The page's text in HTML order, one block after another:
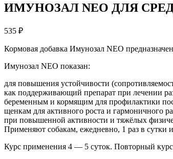
ИМУНОЗАЛ NEO ДЛЯ
535 ₽
Кормовая добавка Имунозал NEO
Имунозал NEO показан:
для повышения устойчивости
как поддерживающий препарат при лечении
беременным и кормящим для профилактики
щенкам для активного роста и гармоничного
при повышенной активности и тяжёлых
Применяют собакам, ежедневно, 1 раз в сутки
Курс применения 4 — 5 суток. Повторный